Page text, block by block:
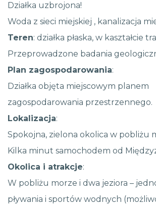
Działka uzbrojona!
Woda z sieci miejskiej , kanalizacja
Teren: działka płaska, w kaształcie
Przeprowadzone badania
Plan zagospodarowania:
Działka objęta miejscowym planem
zagospodarowania przestrzennego.
Lokalizacja:
Spokojna, zielona okolica w pobliżu
Kilka minut samochodem od
Okolica i atrakcje:
W pobliżu morze i dwa jeziora –
pływania i sportów wodnych